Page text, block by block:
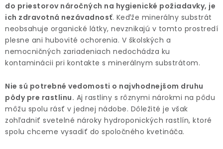
do priestorov náročných na hygienické požiadavky, je
ich zdravotná nezávadnosť. Keďže minerálny substrát
neobsahuje organické látky, nevznikajú v tomto prostredí
plesne ani hubovité ochorenia. V školských a
nemocničných zariadeniach nedochádza ku
kontaminácii pri kontakte s minerálnym substrátom.
Nie sú potrebné vedomosti o najvhodnejšom druhu
pôdy pre rastlinu. Aj rastliny s rôznymi nárokmi na pôdu
môžu spolu rásť v jednej nádobe. Dôležité je však
zohľadniť svetelné nároky hydroponických rastlín, ktoré
spolu chceme vysadiť do spoločného kvetináča.